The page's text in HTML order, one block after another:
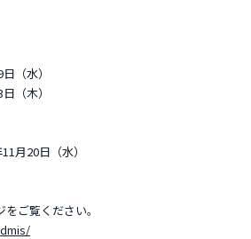
（水）
（木）
月20日（水）
ご覧ください。